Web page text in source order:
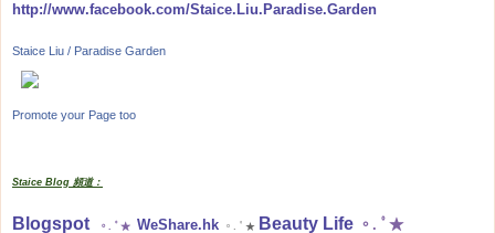
http://www.facebook.com/Staice.Liu.Paradise.Garden
Staice Liu / Paradise Garden
Promote your Page too
Staice Blog 頻道：
Blogspot 。. ﾟ★ WeShare.hk 。. ﾟ★ Beauty Life 。. ﾟ★